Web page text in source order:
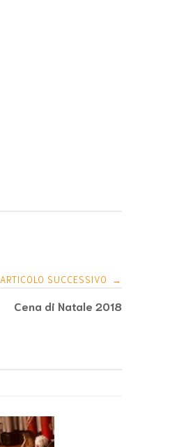
ARTICOLO SUCCESSIVO →
Cena di Natale 2018